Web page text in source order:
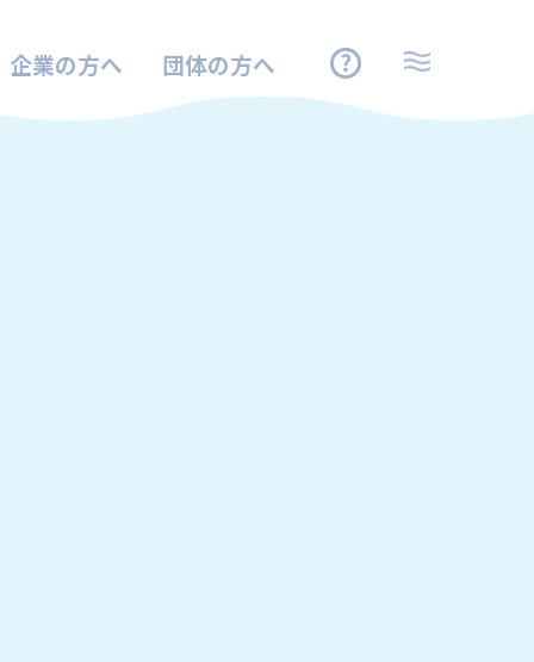
企業の方へ 団体の方へ